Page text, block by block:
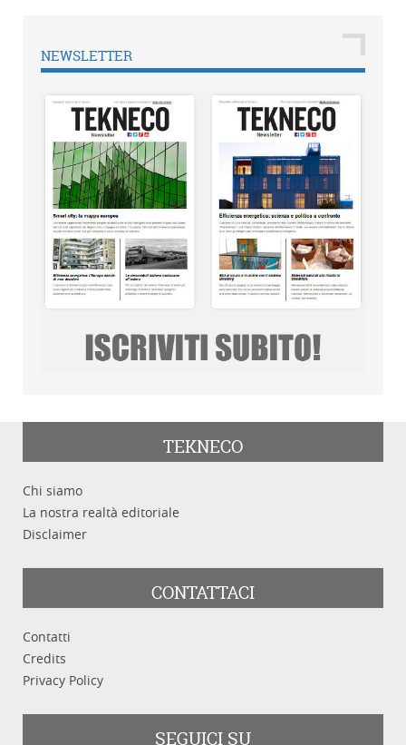
NEWSLETTER
TEKNECO
Chi siamo
La nostra realtà editoriale
Disclaimer
CONTATTACI
Contatti
Credits
Privacy Policy
SEGUICI SU